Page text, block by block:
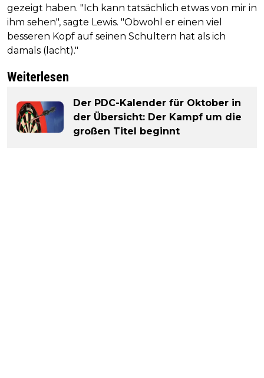
gezeigt haben. "Ich kann tatsächlich etwas von mir in
ihm sehen", sagte Lewis. "Obwohl er einen viel
besseren Kopf auf seinen Schultern hat als ich
damals (lacht)."
Weiterlesen
Der PDC-Kalender für Oktober in
der Übersicht: Der Kampf um die
großen Titel beginnt